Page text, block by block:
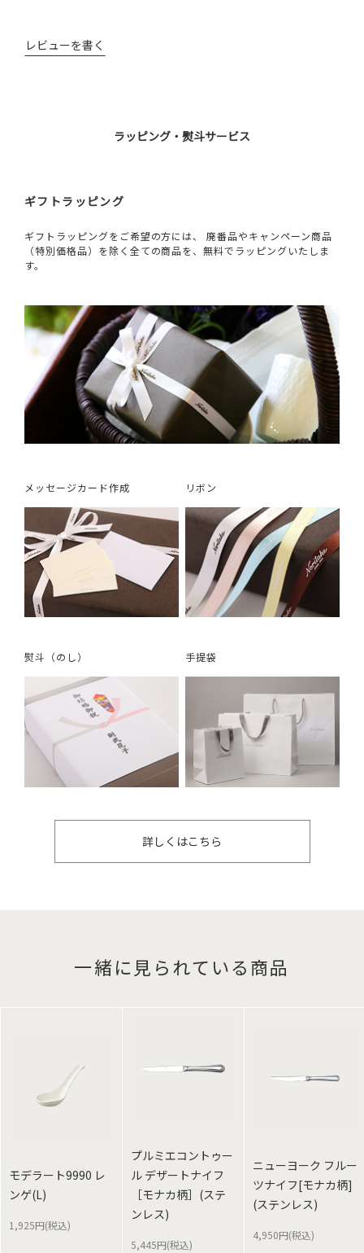
レビューを書く
ラッピング・熨斗サービス
ギフトラッピング
ギフトラッピングをご希望の方には、 廃番品やキャンペーン商品
（特別価格品）を除く全ての商品を、無料でラッピングいたしま
す。
メッセージカード作成 リボン
熨斗（のし） 手提袋
詳しくはこちら
一緒に見られている商品
モデラート9990 レ
ンゲ(L)
1,925円(税込)
プルミエコントゥー
ル デザートナイフ
［モナカ柄］(ステ
ンレス)
5,445円(税込)
ニューヨーク フルー
ツナイフ[モナカ柄]
(ステンレス)
4,950円(税込)